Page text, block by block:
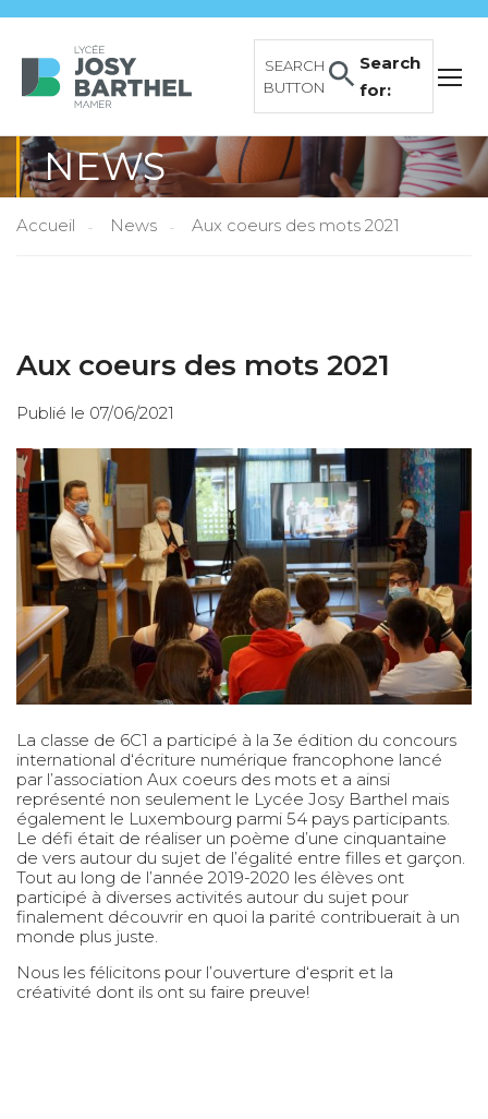
Search
for:
SEARCH
BUTTON
NEWS
Accueil News Aux coeurs des mots 2021
Aux coeurs des mots 2021
Publié le 07/06/2021
La classe de 6C1 a participé à la 3e édition du concours
international d‘écriture numérique francophone lancé
par l’association Aux coeurs des mots et a ainsi
représenté non seulement le Lycée Josy Barthel mais
également le Luxembourg parmi 54 pays participants.
Le défi était de réaliser un poème d’une cinquantaine
de vers autour du sujet de l’égalité entre filles et garçon.
Tout au long de l’année 2019-2020 les élèves ont
participé à diverses activités autour du sujet pour
finalement découvrir en quoi la parité contribuerait à un
monde plus juste.
Nous les félicitons pour l’ouverture d‘esprit et la
créativité dont ils ont su faire preuve!